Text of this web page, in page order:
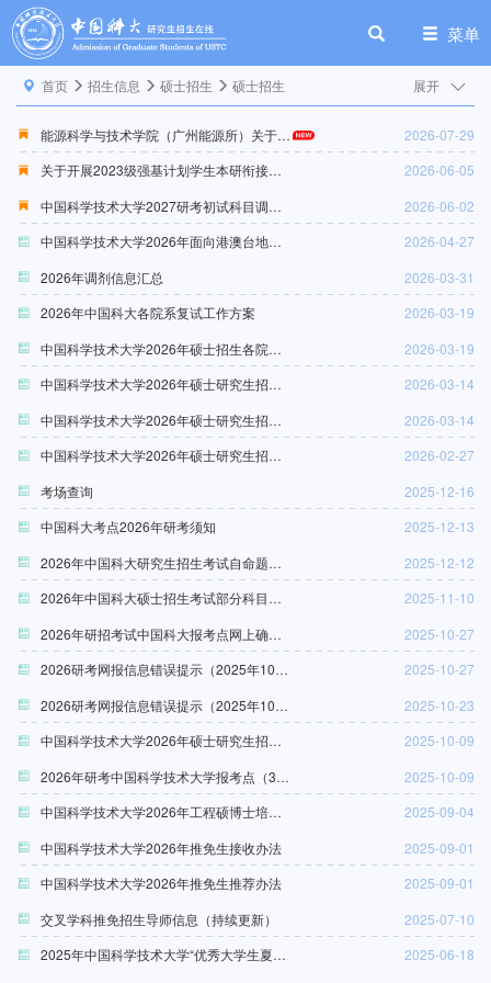
菜单
首页 招生信息 硕士招生 硕士招生 展开
能源科学与技术学院（广州能源所）关于2027年暂停招收地质学（070900）专业硕士研究生的通告
2026-07-29
关于开展2023级强基计划学生本研衔接转段申请报名、考核录取工作的通知
2026-06-05
中国科学技术大学2027研考初试科目调整通告（一）
2026-06-02
中国科学技术大学2026年面向港澳台地区招生考试初试成绩查询及相关事项通知
2026-04-27
2026年调剂信息汇总
2026-03-31
2026年中国科大各院系复试工作方案
2026-03-19
中国科学技术大学2026年硕士招生各院系专业分数线
2026-03-19
中国科学技术大学2026年硕士研究生招生考试复试基本分数线
2026-03-14
中国科学技术大学2026年硕士研究生招生复试工作方案
2026-03-14
中国科学技术大学2026年硕士研究生招生考试初试成绩查询通知
2026-02-27
考场查询
2025-12-16
中国科大考点2026年研考须知
2025-12-13
2026年中国科大研究生招生考试自命题科目答题纸操作说明
2025-12-12
2026年中国科大硕士招生考试部分科目考试大纲
2025-11-10
2026年研招考试中国科大报考点网上确认安排和要求
2025-10-27
2026研考网报信息错误提示（2025年10月27日）
2025-10-27
2026研考网报信息错误提示（2025年10月23日）
2025-10-23
中国科学技术大学2026年硕士研究生招生网报通告
2025-10-09
2026年研考中国科学技术大学报考点（3458）通告
2025-10-09
中国科学技术大学2026年工程硕博士培养改革专项推免生预选拔招生简章
2025-09-04
中国科学技术大学2026年推免生接收办法
2025-09-01
中国科学技术大学2026年推免生推荐办法
2025-09-01
交叉学科推免招生导师信息（持续更新）
2025-07-10
2025年中国科学技术大学“优秀大学生夏令营”活动通知（含各分营通告）
2025-06-18